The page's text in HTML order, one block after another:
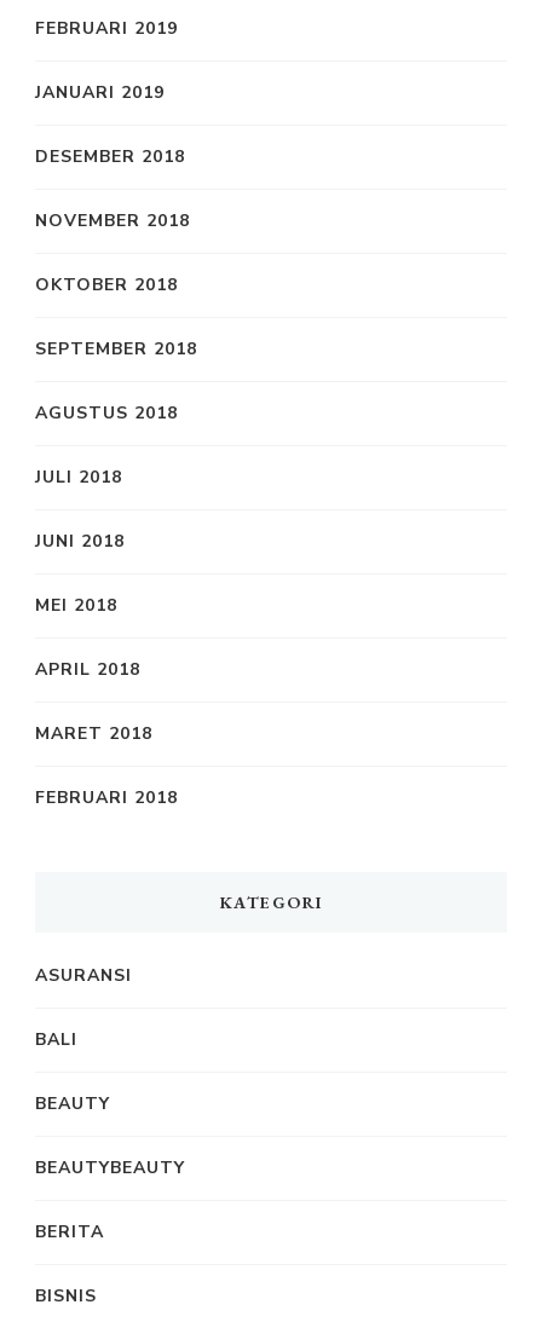
FEBRUARI 2019
JANUARI 2019
DESEMBER 2018
NOVEMBER 2018
OKTOBER 2018
SEPTEMBER 2018
AGUSTUS 2018
JULI 2018
JUNI 2018
MEI 2018
APRIL 2018
MARET 2018
FEBRUARI 2018
KATEGORI
ASURANSI
BALI
BEAUTY
BEAUTYBEAUTY
BERITA
BISNIS